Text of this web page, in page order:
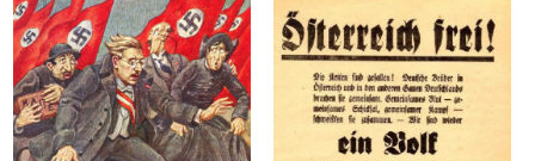
PROJEKT